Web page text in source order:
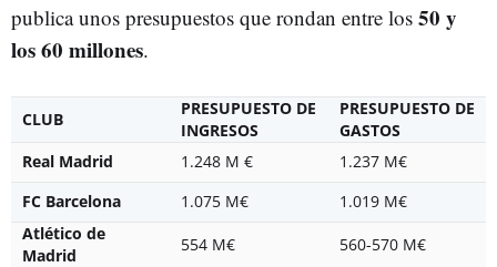
publica unos presupuestos que rondan entre los 50 y
los 60 millones.
CLUB
PRESUPUESTO DE
INGRESOS
PRESUPUESTO DE
GASTOS
Real Madrid
1.248 M €
1.237 M€
FC Barcelona
1.075 M€
1.019 M€
Atlético de
Madrid
554 M€
560-570 M€